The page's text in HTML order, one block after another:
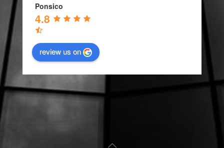
Ponsico
4.8
review us on